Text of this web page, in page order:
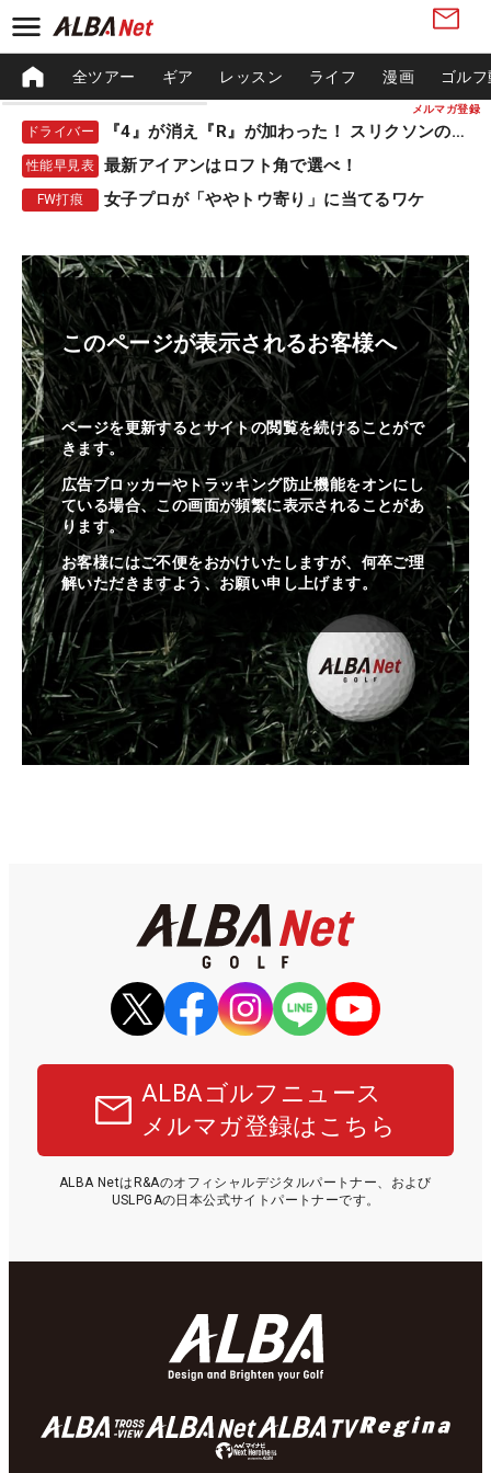
メルマガ登録
全ツアー ギア レッスン ライフ 漫画 ゴル
ドライバー 『4』が消え『R』が加わった！ スリクソンの新作
性能早見表 最新アイアンはロフト角で選べ！
FW打痕 女子プロが「ややトウ寄り」に当てるワケ
このページが表示されるお客様へ
ページを更新するとサイトの閲覧を続けることがで
きます。
広告ブロッカーやトラッキング防止機能をオンにし
ている場合、この画面が頻繁に表示されることがあ
ります。
お客様にはご不便をおかけいたしますが、何卒ご理
解いただきますよう、お願い申し上げます。
ALBAゴルフニュース
メルマガ登録はこちら
ALBA NetはR&Aのオフィシャルデジタルパートナー、および
USLPGAの日本公式サイトパートナーです。